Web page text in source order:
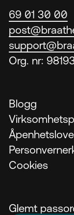
69 01 30 00
Org. nr:
Blogg
Cookies
Glemt